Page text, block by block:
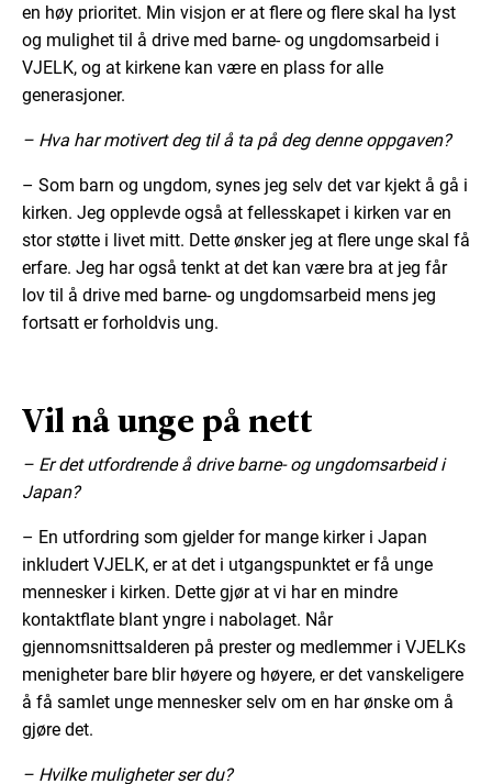
en høy prioritet. Min visjon er at flere og flere skal ha lyst
og mulighet til å drive med barne- og ungdomsarbeid i
VJELK, og at kirkene kan være en plass for alle
generasjoner.
– Hva har motivert deg til å ta på deg denne oppgaven?
– Som barn og ungdom, synes jeg selv det var kjekt å gå i
kirken. Jeg opplevde også at fellesskapet i kirken var en
stor støtte i livet mitt. Dette ønsker jeg at flere unge skal få
erfare. Jeg har også tenkt at det kan være bra at jeg får
lov til å drive med barne- og ungdomsarbeid mens jeg
fortsatt er forholdvis ung.
Vil nå unge på nett
– Er det utfordrende å drive barne- og ungdomsarbeid i
Japan?
– En utfordring som gjelder for mange kirker i Japan
inkludert VJELK, er at det i utgangspunktet er få unge
mennesker i kirken. Dette gjør at vi har en mindre
kontaktflate blant yngre i nabolaget. Når
gjennomsnittsalderen på prester og medlemmer i VJELKs
menigheter bare blir høyere og høyere, er det vanskeligere
å få samlet unge mennesker selv om en har ønske om å
gjøre det.
– Hvilke muligheter ser du?